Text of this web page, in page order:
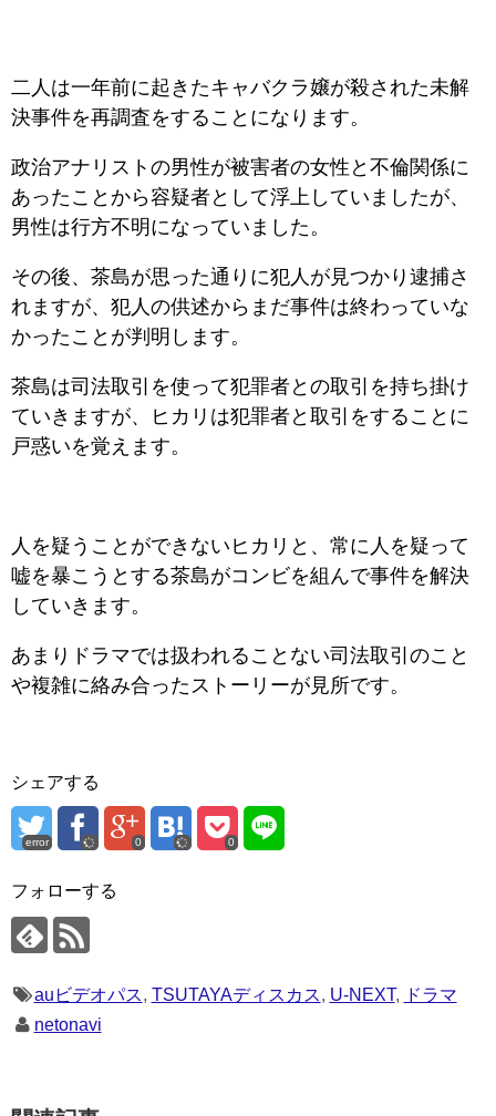
二人は一年前に起きたキャバクラ嬢が殺された未解
決事件を再調査をすることになります。
政治アナリストの男性が被害者の女性と不倫関係に
あったことから容疑者として浮上していましたが、
男性は行方不明になっていました。
その後、茶島が思った通りに犯人が見つかり逮捕さ
れますが、犯人の供述からまだ事件は終わっていな
かったことが判明します。
茶島は司法取引を使って犯罪者との取引を持ち掛け
ていきますが、ヒカリは犯罪者と取引をすることに
戸惑いを覚えます。
人を疑うことができないヒカリと、常に人を疑って
嘘を暴こうとする茶島がコンビを組んで事件を解決
していきます。
あまりドラマでは扱われることない司法取引のこと
や複雑に絡み合ったストーリーが見所です。
シェアする
error 0 0
フォローする
auビデオパス, TSUTAYAディスカス, U-NEXT, ドラマ
netonavi